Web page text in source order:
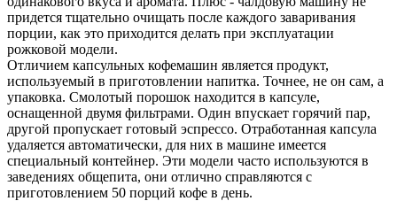
придется тщательно очищать после каждого заваривания
порции, как это приходится делать при эксплуатации
рожковой модели.
Отличием капсульных кофемашин является продукт,
используемый в приготовлении напитка. Точнее, не он сам, а
упаковка. Смолотый порошок находится в капсуле,
оснащенной двумя фильтрами. Один впускает горячий пар,
другой пропускает готовый эспрессо. Отработанная капсула
удаляется автоматически, для них в машине имеется
специальный контейнер. Эти модели часто используются в
заведениях общепита, они отлично справляются с
приготовлением 50 порций кофе в день.